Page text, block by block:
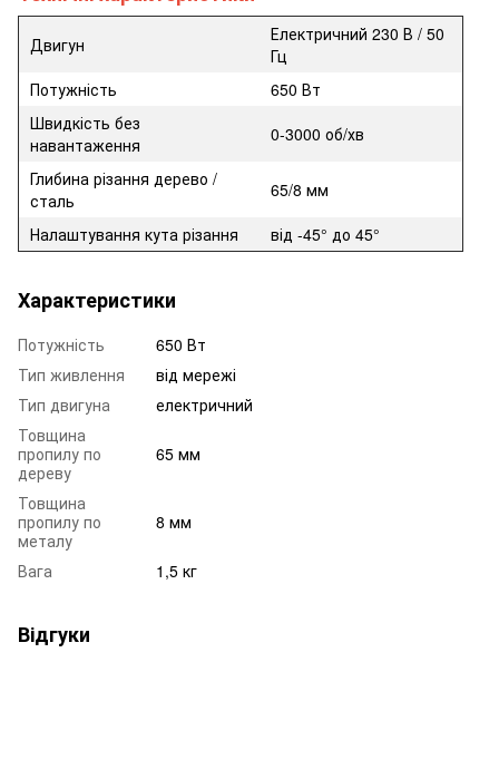
Двигун
Електричний 230 В / 50
Гц
Потужність
650 Вт
Швидкість без
навантаження
0-3000 об/хв
Глибина різання дерево /
сталь
65/8 мм
Налаштування кута різання
від -45° до 45°
Характеристики
Потужність
650 Вт
Тип живлення
від мережі
Тип двигуна
електричний
Товщина
пропилу по
дереву
65 мм
Товщина
пропилу по
металу
8 мм
Вага 1,5 кг
Відгуки